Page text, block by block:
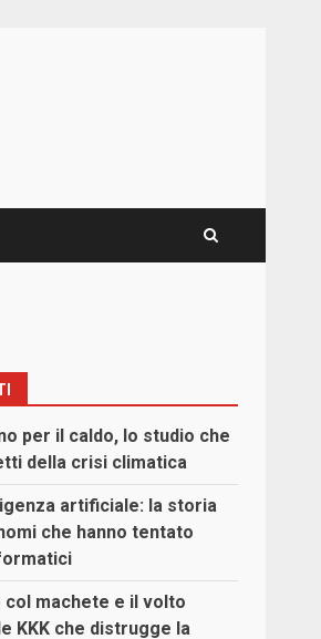
per il caldo, lo studio che
della crisi climatica
artificiale: la storia
che hanno tentato
col machete e il volto
KKK che distrugge la